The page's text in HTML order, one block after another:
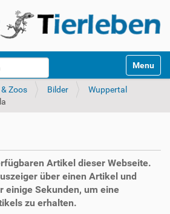
Toggle
Zoos Bilder
Wuppertal
Artikel dieser Webseite.
über einen Artikel und
einige Sekunden, um eine
zu erhalten.